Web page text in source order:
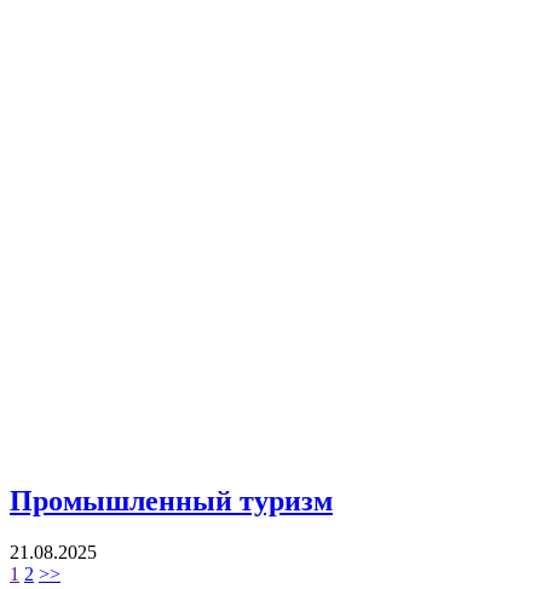
Промышленный туризм
21.08.2025
1 2 >>